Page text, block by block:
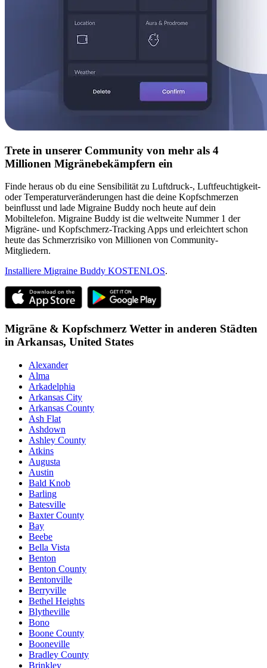
Trete in unserer Community von mehr als 4
Millionen Migränebekämpfern ein
Finde heraus ob du eine Sensibilität zu Luftdruck-, Luftfeuchtigkeit-
oder Temperaturveränderungen hast die deine Kopfschmerzen
beinflusst und lade Migraine Buddy noch heute auf dein
Mobiltelefon. Migraine Buddy ist die weltweite Nummer 1 der
Migräne- und Kopfschmerz-Tracking Apps und erleichtert schon
heute das Schmerzrisiko von Millionen von Community-
Mitgliedern.
Installiere Migraine Buddy KOSTENLOS.
Migräne & Kopfschmerz Wetter in anderen Städten
in Arkansas, United States
Alexander
Alma
Arkadelphia
Arkansas City
Arkansas County
Ash Flat
Ashdown
Ashley County
Atkins
Augusta
Austin
Bald Knob
Barling
Batesville
Baxter County
Bay
Beebe
Bella Vista
Benton
Benton County
Bentonville
Berryville
Bethel Heights
Blytheville
Bono
Boone County
Booneville
Bradley County
Brinkley